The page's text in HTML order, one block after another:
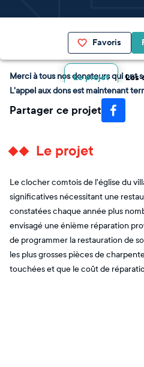
Favoris
Le projet Les
Merci à tous nos donateurs qui ont
L'appel aux dons est maintenant
Partager ce projet
Le projet
Le clocher comtois de l'église du
significatives nécessitant une
constatées chaque année plus
envisagé une énième réparation
de programmer la restauration de
les plus grosses pièces de
touchées et que le coût de